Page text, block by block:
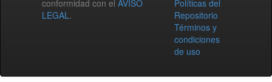
conformidad con el AVISO
LEGAL.
Políticas del
Repositorio
Términos y
condiciones
de uso